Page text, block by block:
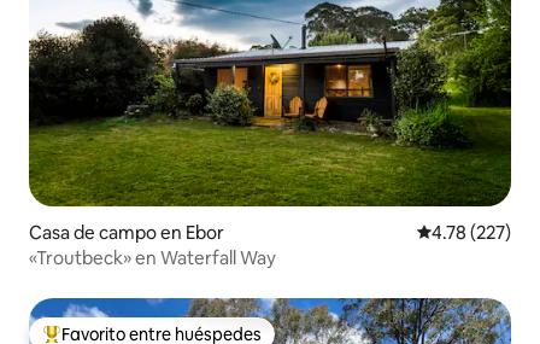
Casa de campo en Ebor Calificación
4.78 (227)
«Troutbeck» en Waterfall Way
Favorito entre huéspedes